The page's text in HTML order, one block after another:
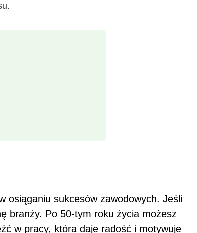
osiąganiu sukcesów zawodowych. Jeśli
branży. Po 50-tym roku życia możesz
w pracy, która daje radość i motywuje